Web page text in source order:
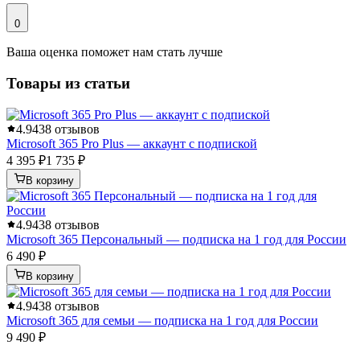
0
Ваша оценка поможет нам стать лучше
Товары из статьи
4.9438 отзывов
Microsoft 365 Pro Plus — аккаунт с подпиской
4 395 ₽1 735 ₽
В корзину
4.9438 отзывов
Microsoft 365 Персональный — подписка на 1 год для России
6 490 ₽
В корзину
4.9438 отзывов
Microsoft 365 для семьи — подписка на 1 год для России
9 490 ₽